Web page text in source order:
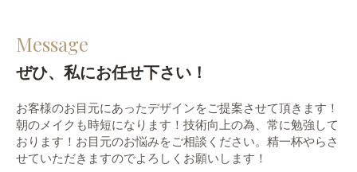
Message
ぜひ、私にお任せ下さい！
お客様のお目元にあったデザインをご提案させて頂きます！
朝のメイクも時短になります！技術向上の為、常に勉強して
おります！お目元のお悩みをご相談ください。精一杯やらさ
せていただきますのでよろしくお願いします！